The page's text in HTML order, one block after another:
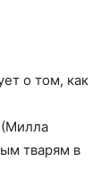
о том, как
(Милла
тварям в